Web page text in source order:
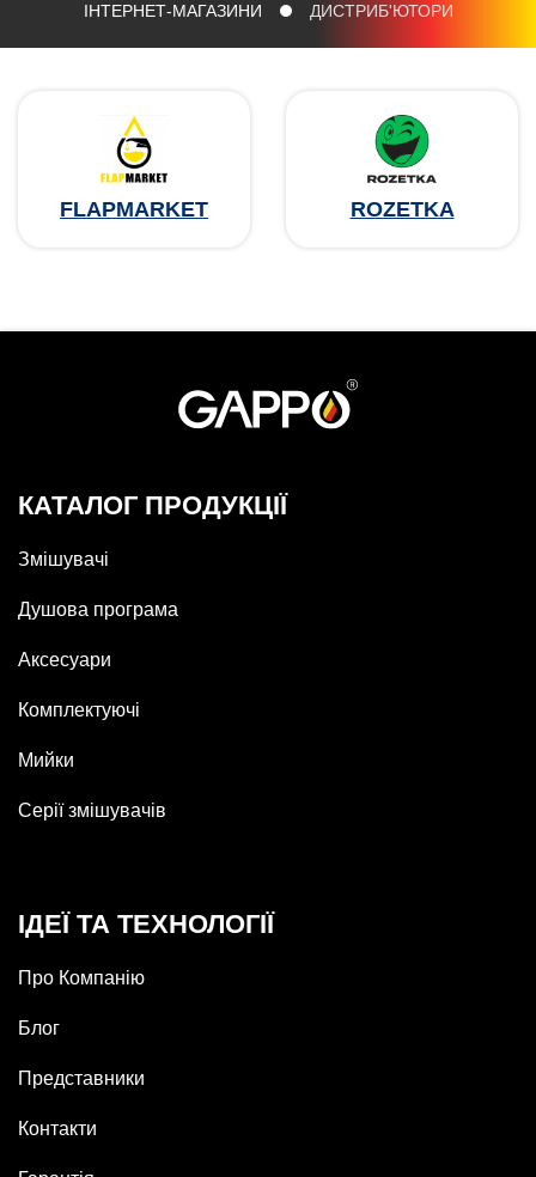
ІНТЕРНЕТ-МАГАЗИНИ ДИСТРИБ'ЮТОРИ
FLAPMARKET ROZETKA
КАТАЛОГ ПРОДУКЦІЇ
Змішувачі
Душова програма
Аксесуари
Комплектуючі
Мийки
Серії змішувачів
ІДЕЇ ТА ТЕХНОЛОГІЇ
Про Компанію
Блог
Представники
Контакти